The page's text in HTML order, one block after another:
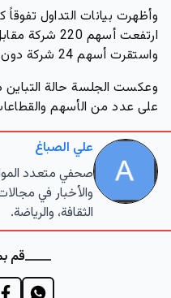
وأظهرت بيانات التداول
واستقرت أسهم 24 شركة دون تغيير.
وعكست الجلسة حالة التباين
على عدد من الأسهم
علي الصباغ
صحفي متعدد
والأخبار في
الثقافة، والرياضة.
قم